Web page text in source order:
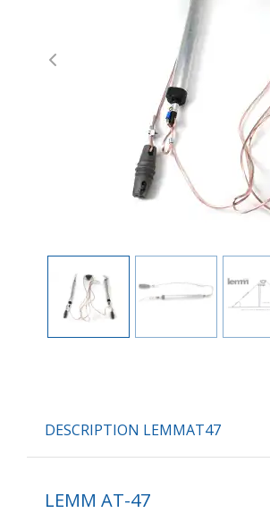
Previous
DESCRIPTION LEMMAT47
LEMM AT-47